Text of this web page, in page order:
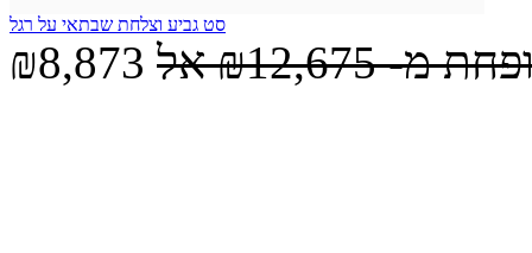
סט גביע וצלחת שבתאי על רגל
₪8,873 מ-₪12,675 אל